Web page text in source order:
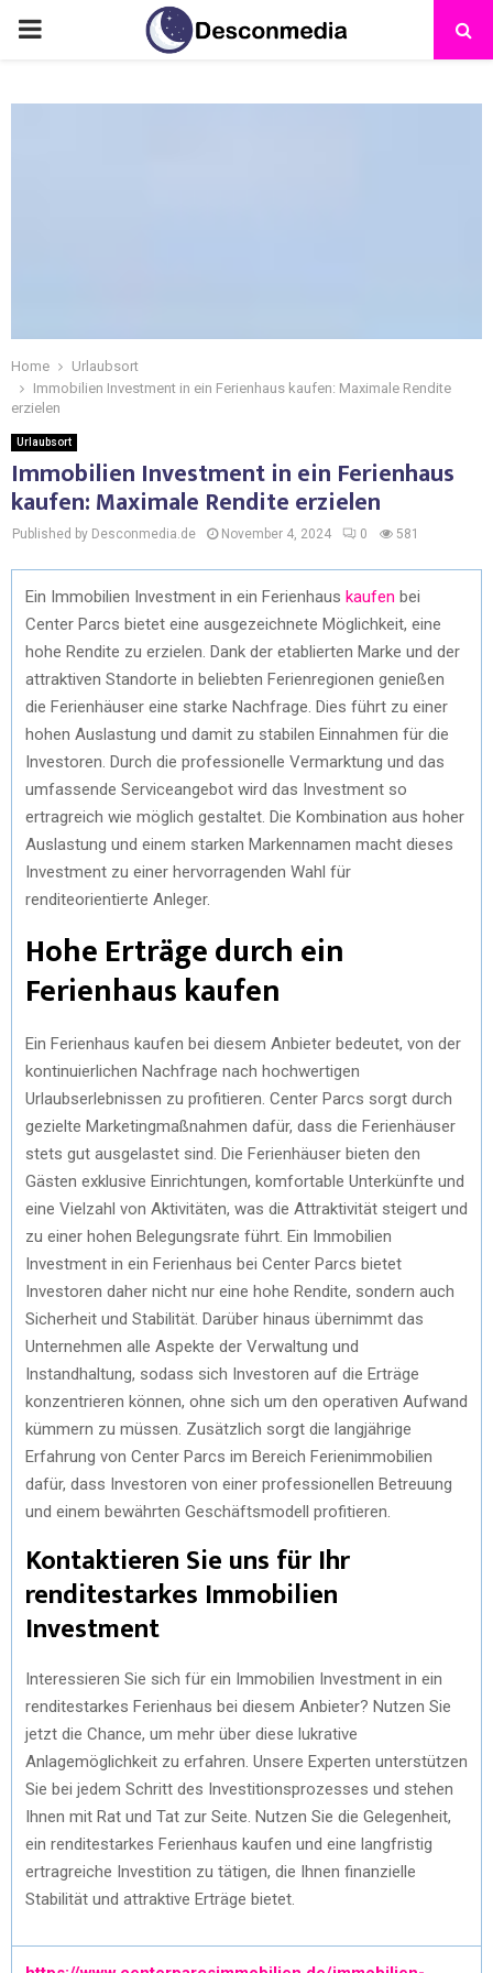
Home
Urlaubsort
Immobilien Investment in ein Ferienhaus kaufen: Maximale Rendite
erzielen
Urlaubsort
Immobilien Investment in ein Ferienhaus
kaufen: Maximale Rendite erzielen
Published by Desconmedia.de November 4, 2024 0 581
Ein Immobilien Investment in ein Ferienhaus kaufen bei
Center Parcs bietet eine ausgezeichnete Möglichkeit, eine
hohe Rendite zu erzielen. Dank der etablierten Marke und der
attraktiven Standorte in beliebten Ferienregionen genießen
die Ferienhäuser eine starke Nachfrage. Dies führt zu einer
hohen Auslastung und damit zu stabilen Einnahmen für die
Investoren. Durch die professionelle Vermarktung und das
umfassende Serviceangebot wird das Investment so
ertragreich wie möglich gestaltet. Die Kombination aus hoher
Auslastung und einem starken Markennamen macht dieses
Investment zu einer hervorragenden Wahl für
renditeorientierte Anleger.
Hohe Erträge durch ein
Ferienhaus kaufen
Ein Ferienhaus kaufen bei diesem Anbieter bedeutet, von der
kontinuierlichen Nachfrage nach hochwertigen
Urlaubserlebnissen zu profitieren. Center Parcs sorgt durch
gezielte Marketingmaßnahmen dafür, dass die Ferienhäuser
stets gut ausgelastet sind. Die Ferienhäuser bieten den
Gästen exklusive Einrichtungen, komfortable Unterkünfte und
eine Vielzahl von Aktivitäten, was die Attraktivität steigert und
zu einer hohen Belegungsrate führt. Ein Immobilien
Investment in ein Ferienhaus bei Center Parcs bietet
Investoren daher nicht nur eine hohe Rendite, sondern auch
Sicherheit und Stabilität. Darüber hinaus übernimmt das
Unternehmen alle Aspekte der Verwaltung und
Instandhaltung, sodass sich Investoren auf die Erträge
konzentrieren können, ohne sich um den operativen Aufwand
kümmern zu müssen. Zusätzlich sorgt die langjährige
Erfahrung von Center Parcs im Bereich Ferienimmobilien
dafür, dass Investoren von einer professionellen Betreuung
und einem bewährten Geschäftsmodell profitieren.
Kontaktieren Sie uns für Ihr
renditestarkes Immobilien
Investment
Interessieren Sie sich für ein Immobilien Investment in ein
renditestarkes Ferienhaus bei diesem Anbieter? Nutzen Sie
jetzt die Chance, um mehr über diese lukrative
Anlagemöglichkeit zu erfahren. Unsere Experten unterstützen
Sie bei jedem Schritt des Investitionsprozesses und stehen
Ihnen mit Rat und Tat zur Seite. Nutzen Sie die Gelegenheit,
ein renditestarkes Ferienhaus kaufen und eine langfristig
ertragreiche Investition zu tätigen, die Ihnen finanzielle
Stabilität und attraktive Erträge bietet.